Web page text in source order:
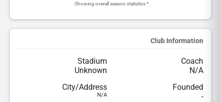
* Showing overall season statistics.
Club Information
Coach
N/A
Stadium
Unknown
Founded
-
City/Address
N/A